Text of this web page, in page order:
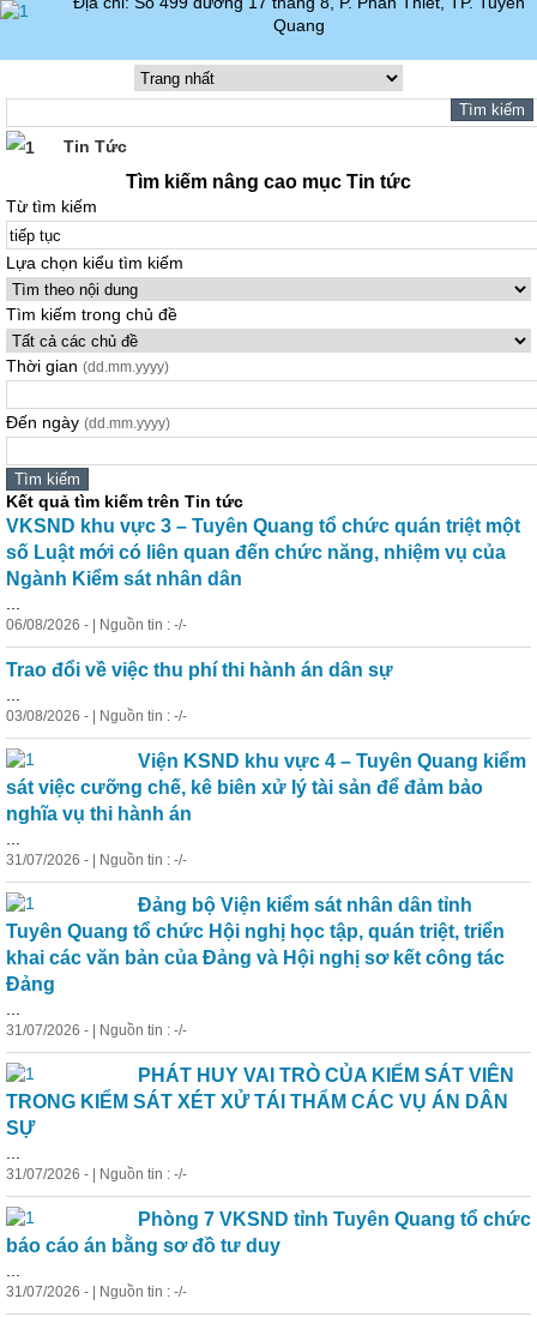
Quang
Tin Tức
Tìm kiếm nâng cao mục Tin tức
Từ tìm kiếm
Lựa chọn kiểu tìm kiếm
Tìm kiếm trong chủ đề
Thời gian (dd.mm.yyyy)
Đến ngày (dd.mm.yyyy)
Kết quả tìm kiếm trên Tin tức
VKSND khu vực 3 – Tuyên Quang tổ chức quán triệt một
số Luật mới có liên quan đến chức năng, nhiệm vụ của
Ngành Kiểm sát nhân dân
06/08/2026 - | Nguồn tin : -/-
Trao đổi về việc thu phí thi hành án dân sự
03/08/2026 - | Nguồn tin : -/-
Viện KSND khu vực 4 – Tuyên Quang kiểm
sát việc cưỡng chế, kê biên xử lý tài sản để đảm bảo
nghĩa vụ thi hành án
31/07/2026 - | Nguồn tin : -/-
Đảng bộ Viện kiểm sát nhân dân tỉnh
Tuyên Quang tổ chức Hội nghị học tập, quán triệt, triển
khai các văn bản của Đảng và Hội nghị sơ kết công tác
Đảng
31/07/2026 - | Nguồn tin : -/-
PHÁT HUY VAI TRÒ CỦA KIỂM SÁT VIÊN
TRONG KIỂM SÁT XÉT XỬ TÁI THẨM CÁC VỤ ÁN DÂN
SỰ
31/07/2026 - | Nguồn tin : -/-
Phòng 7 VKSND tỉnh Tuyên Quang tổ chức
báo cáo án bằng sơ đồ tư duy
31/07/2026 - | Nguồn tin : -/-